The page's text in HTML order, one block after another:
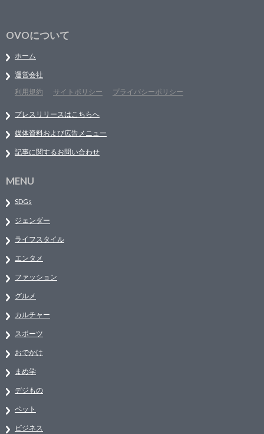
OVOについて
ホーム
運営会社
利用規約
サイトポリシー プライバシーポリシー
プレスリリースはこちらへ
媒体資料および広告メニュー
記事に関するお問い合わせ
MENU
SDGs
ジェンダー
ライフスタイル
エンタメ
ファッション
グルメ
カルチャー
スポーツ
おでかけ
まめ学
デジもの
ペット
ビジネス